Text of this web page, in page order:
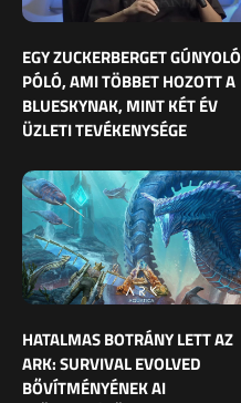
EGY ZUCKERBERGET GÚNYOLÓ
PÓLÓ, AMI TÖBBET HOZOTT A
BLUESKYNAK, MINT KÉT ÉV
ÜZLETI TEVÉKENYSÉGE
HATALMAS BOTRÁNY LETT AZ
ARK: SURVIVAL EVOLVED
BŐVÍTMÉNYÉNEK AI